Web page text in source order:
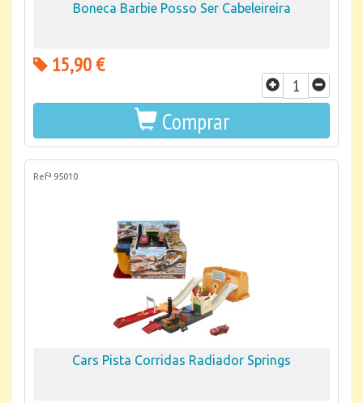
Boneca Barbie Posso Ser Cabeleireira
15,90 €
Comprar
Refª 95010
Cars Pista Corridas Radiador Springs